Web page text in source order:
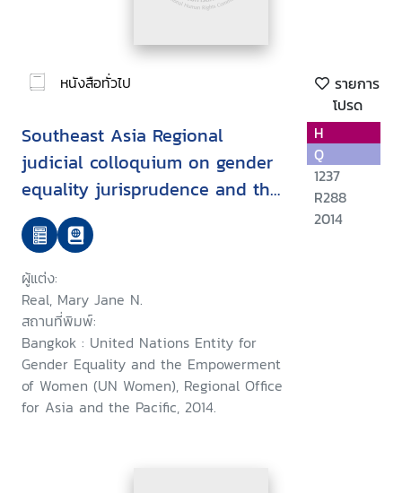
หนังสือทั่วไป
รายการ
โปรด
Southeast Asia Regional
judicial colloquium on gender
equality jurisprudence and the
role of the judiciary in
promoting women's access to
justice : summary of
proceedings September 2013,
Bangkok, Thailand
ผู้แต่ง:
Real, Mary Jane N.
สถานที่พิมพ์:
Bangkok : United Nations Entity for
Gender Equality and the Empowerment
of Women (UN Women), Regional Office
for Asia and the Pacific, 2014.
H
Q
1237
R288
2014